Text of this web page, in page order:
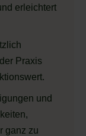
erleichtert
Praxis
und
ganz zu